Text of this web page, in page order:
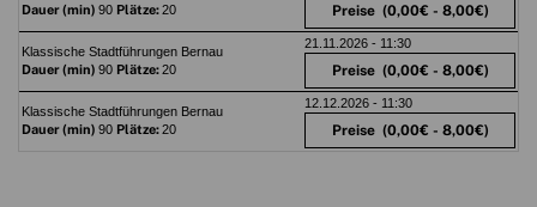
Dauer (min) 90 Plätze:20 Preise (0,00€ - 8,00€)
Klassische Stadtführungen Bernau
Dauer (min) 90 Plätze:20
21.11.2026 - 11:30
Preise (0,00€ - 8,00€)
Klassische Stadtführungen Bernau
Dauer (min) 90 Plätze:20
12.12.2026 - 11:30
Preise (0,00€ - 8,00€)